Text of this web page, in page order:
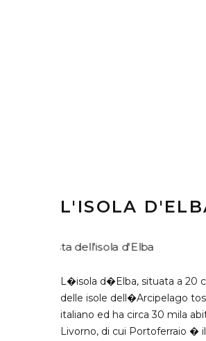
L'ISOLA
L�isola d�Elba, situata a 20
delle isole dell�Arcipelago
italiano ed ha circa 30 mila
Livorno, di cui Portoferraio �